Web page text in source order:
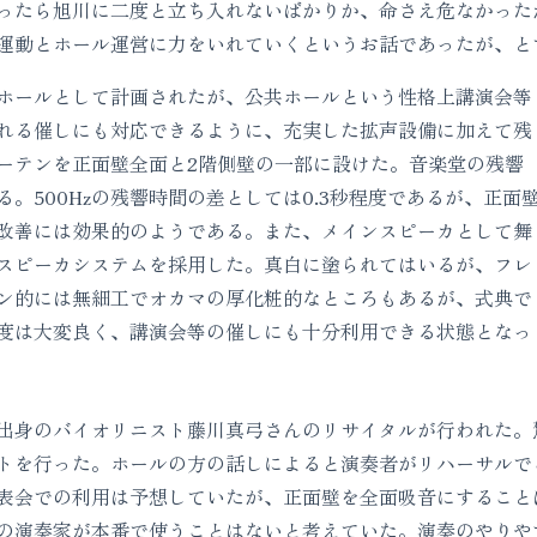
たら旭川に二度と立ち入れないばかりか、命さえ危なかっ
動とホール運営に力をいれていくというお話であったが、
ルとして計画されたが、公共ホールという性格上講演会等
る催しにも対応できるように、充実した拡声設備に加えて残
テンを正面壁全面と2階側壁の一部に設けた。音楽堂の残響
。500Hzの残響時間の差としては0.3秒程度であるが、正面
善には効果的のようである。また、メインスピーカとして舞
ピーカシステムを採用した。真白に塗られてはいるが、フレ
的には無細工でオカマの厚化粧的なところもあるが、式典で
は大変良く、講演会等の催しにも十分利用できる状態となっ
のバイオリニスト藤川真弓さんのリサイタルが行われた
を行った。ホールの方の話しによると演奏者がリハーサル
会での利用は予想していたが、正面壁を全面吸音にするこ
演奏家が本番で使うことはないと考えていた。演奏のやり